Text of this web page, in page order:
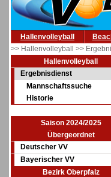
Hallenvolleyball
>> Hallenvolleyball >>
Hallenvolleyball
Ergebnisdienst
Mannschaftssuche
Historie
Saison 2024/2025
Übergeordnet
Deutscher VV
Bayerischer VV
Bezirk Oberpfalz